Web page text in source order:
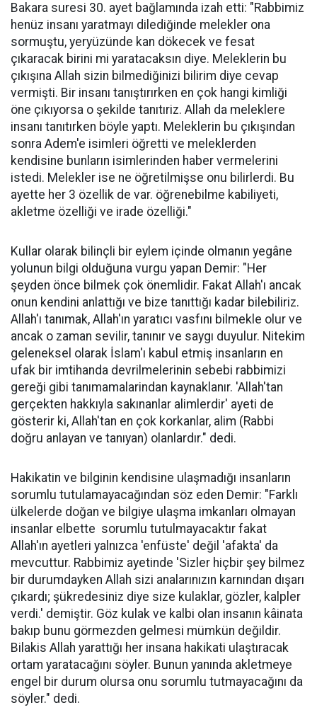
Bakara suresi 30. ayet bağlamında izah etti: "Rabbimiz
henüz insanı yaratmayı dilediğinde melekler ona
sormuştu, yeryüzünde kan dökecek ve fesat
çıkaracak birini mi yaratacaksın diye. Meleklerin bu
çıkışına Allah sizin bilmediğinizi bilirim diye cevap
vermişti. Bir insanı tanıştırırken en çok hangi kimliği
öne çıkıyorsa o şekilde tanıtıriz. Allah da meleklere
insanı tanıtırken böyle yaptı. Meleklerin bu çıkışından
sonra Adem'e isimleri öğretti ve meleklerden
kendisine bunların isimlerinden haber vermelerini
istedi. Melekler ise ne öğretilmişse onu bilirlerdi. Bu
ayette her 3 özellik de var. öğrenebilme kabiliyeti,
akletme özelliği ve irade özelliği."
Kullar olarak bilinçli bir eylem içinde olmanın yegâne
yolunun bilgi olduğuna vurgu yapan Demir: "Her
şeyden önce bilmek çok önemlidir. Fakat Allah'ı ancak
onun kendini anlattığı ve bize tanıttığı kadar bilebiliriz.
Allah'ı tanımak, Allah'ın yaratıcı vasfını bilmekle olur ve
ancak o zaman sevilir, tanınır ve saygı duyulur. Nitekim
geleneksel olarak İslam'ı kabul etmiş insanların en
ufak bir imtihanda devrilmelerinin sebebi rabbimizi
gereği gibi tanımamalarindan kaynaklanır. 'Allah'tan
gerçekten hakkıyla sakınanlar alimlerdir' ayeti de
gösterir ki, Allah'tan en çok korkanlar, alim (Rabbi
doğru anlayan ve tanıyan) olanlardır." dedi.
Hakikatin ve bilginin kendisine ulaşmadığı insanların
sorumlu tutulamayacağından söz eden Demir: "Farklı
ülkelerde doğan ve bilgiye ulaşma imkanları olmayan
insanlar elbette sorumlu tutulmayacaktır fakat
Allah'ın ayetleri yalnızca 'enfüste' değil 'afakta' da
mevcuttur. Rabbimiz ayetinde 'Sizler hiçbir şey bilmez
bir durumdayken Allah sizi analarınızın karnından dışarı
çıkardı; şükredesiniz diye size kulaklar, gözler, kalpler
verdi.' demiştir. Göz kulak ve kalbi olan insanın kâinata
bakıp bunu görmezden gelmesi mümkün değildir.
Bilakis Allah yarattığı her insana hakikati ulaştıracak
ortam yaratacağını söyler. Bunun yanında akletmeye
engel bir durum olursa onu sorumlu tutmayacağını da
söyler." dedi.